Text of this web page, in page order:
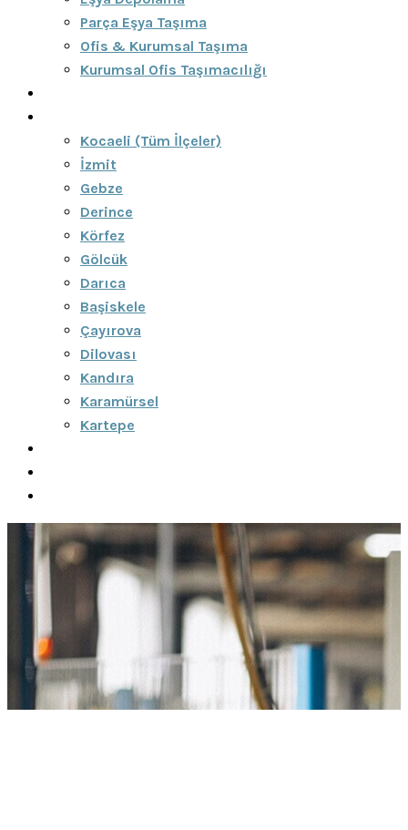
Parça Eşya Taşıma
Ofis & Kurumsal Taşıma
Kurumsal Ofis Taşımacılığı
Kocaeli (Tüm İlçeler)
İzmit
Gebze
Derince
Körfez
Gölcük
Darıca
Başiskele
Çayırova
Dilovası
Kandıra
Karamürsel
Kartepe